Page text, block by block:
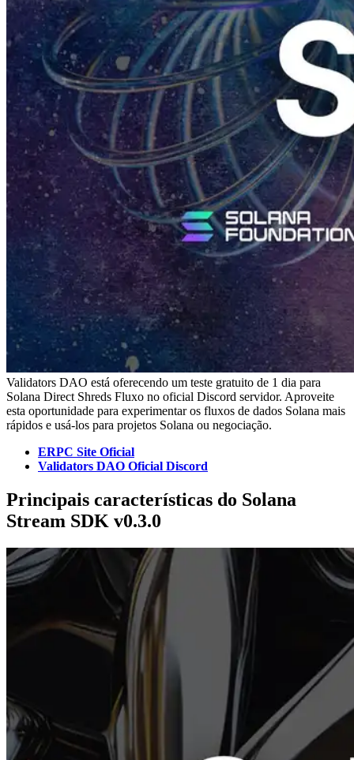
Validators DAO está oferecendo um teste gratuito de 1 dia para
Solana Direct Shreds Fluxo no oficial Discord servidor. Aproveite
esta oportunidade para experimentar os fluxos de dados Solana mais
rápidos e usá-los para projetos Solana ou negociação.
ERPC Site Oficial
Validators DAO Oficial Discord
Principais características do Solana
Stream SDK v0.3.0